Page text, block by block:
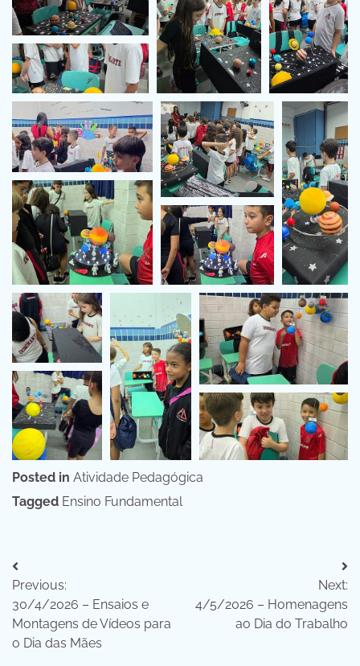
Posted in Atividade Pedagógica
Tagged Ensino Fundamental
Navegação
de
Post
Previous:
30/4/2026 – Ensaios e
Montagens de Vídeos para
o Dia das Mães
Next:
4/5/2026 – Homenagens
ao Dia do Trabalho